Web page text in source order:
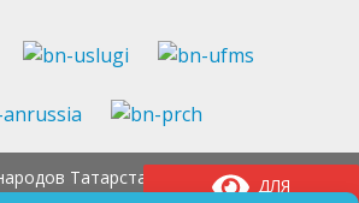
ДЛЯ
Татарстана» Тел.:8